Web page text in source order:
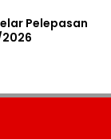
Pelepasan